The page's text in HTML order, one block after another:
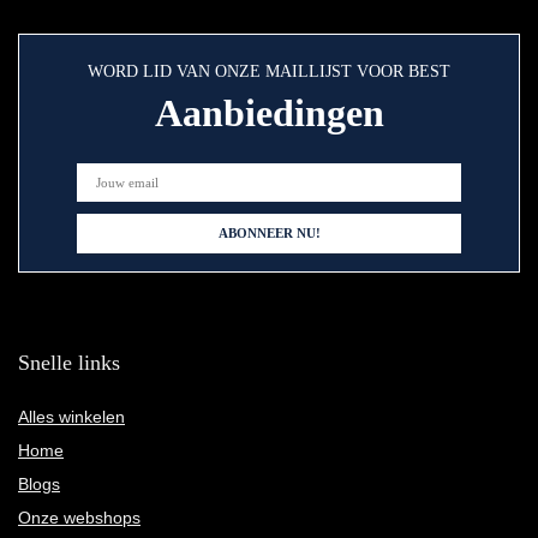
WORD LID VAN ONZE MAILLIJST VOOR BEST
Aanbiedingen
Snelle links
Alles winkelen
Home
Blogs
Onze webshops